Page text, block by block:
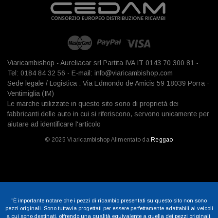
Viaricambishop - Aureliacar srl Partita IVA IT 0143 70 300 81 -
Tel: 0184 84 32 56 - E-mail: info@viaricambishop.com
Sede legale / Logistica : Via Edmondo de Amicis 59 18039 Porra -
Ventimiglia (IM)
Le marche utilizzate in questo sito sono di proprietà dei
fabbricanti delle auto in cui si riferiscono, servono unicamente per
aiutare ad identificare l'articolo
© 2025 Viaricambishop Alimentato da Reggao
"È importante notare che i pezzi di ricambio presentati su questo sito non sono
pezzi originali. Sono tuttavia progettati per essere perfettamente adattabili ai veicoli
a cui sono destinati, offrendo una qualità equivalente a quella dei pezzi originali,